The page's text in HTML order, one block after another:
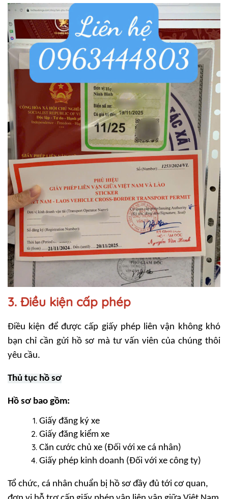
3. Điều kiện cấp phép
Điều kiện để được cấp giấy phép liên vận không khó
bạn chỉ cần gửi hồ sơ mà tư vấn viên của chúng thôi
yêu cầu.
Thủ tục hồ sơ
Hồ sơ bao gồm:
Giấy đăng ký xe
Giấy đăng kiểm xe
Căn cước chủ xe (Đối với xe cá nhân)
Giấy phép kinh doanh (Đối với xe công ty)
Tổ chức, cá nhân chuẩn bị hồ sơ đầy đủ tới cơ quan,